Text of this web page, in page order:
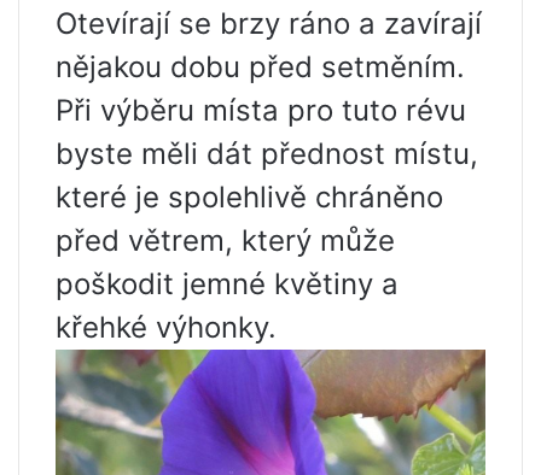
Otevírají se brzy ráno a zavírají
nějakou dobu před setměním.
Při výběru místa pro tuto révu
byste měli dát přednost místu,
které je spolehlivě chráněno
před větrem, který může
poškodit jemné květiny a
křehké výhonky.